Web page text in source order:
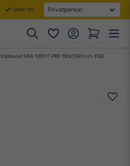
Säker betalning
Slipband EKA 1000 F P80 150x7350mm EB2